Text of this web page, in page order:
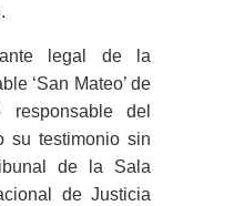
legal de la
‘San Mateo’ de
responsable del
su testimonio sin
de la Sala
de Justicia